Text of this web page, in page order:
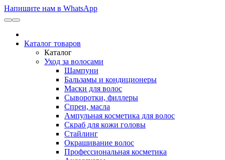
Напишите нам в WhatsApp
Каталог товаров
Каталог
Уход за волосами
Шампуни
Бальзамы и кондиционеры
Маски для волос
Сыворотки, филлеры
Спреи, масла
Ампульная косметика для волос
Скраб для кожи головы
Стайлинг
Окрашивание волос
Профессиональная косметика